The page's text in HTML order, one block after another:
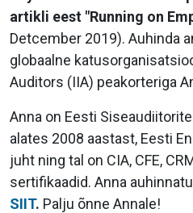
artikli eest "Running on
Detcember 2019). Auhinda
globaalne
Auditors (IIA) peakorteriga
Anna on Eesti
alates 2008 aastast, Eesti
juht ning tal on CIA, CFE,
sertifikaadid. Anna
SIIT. Palju õnne Annale!